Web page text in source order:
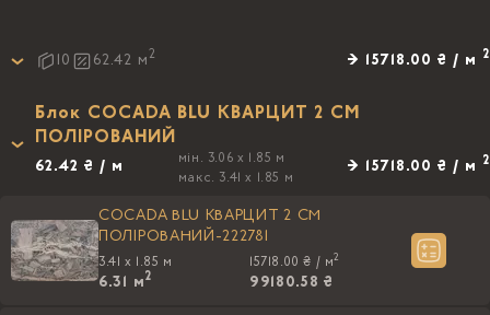
10 62.42 м 2 → 15718.00 ₴ / м 2
Блок COCADA BLU КВАРЦИТ 2 CM
ПОЛIРОВАНИЙ
62.42 ₴ / м
мін. 3.06 x 1.85 м
макс. 3.41 x 1.85 м
→ 15718.00 ₴ / м 2
COCADA BLU КВАРЦИТ 2 CM
ПОЛIРОВАНИЙ-222781
3.41 x 1.85 м
6.31 м2
15718.00 ₴ / м2
99180.58 ₴